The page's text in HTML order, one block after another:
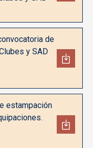
de
y SAD
estampación